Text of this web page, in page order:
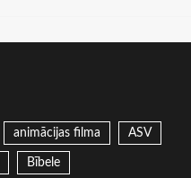
animācijas filma ASV
Bībele